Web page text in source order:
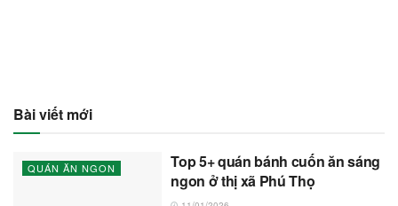
Bài viết mới
QUÁN ĂN NGON
Top 5+ quán bánh cuốn ăn sáng
ngon ở thị xã Phú Thọ